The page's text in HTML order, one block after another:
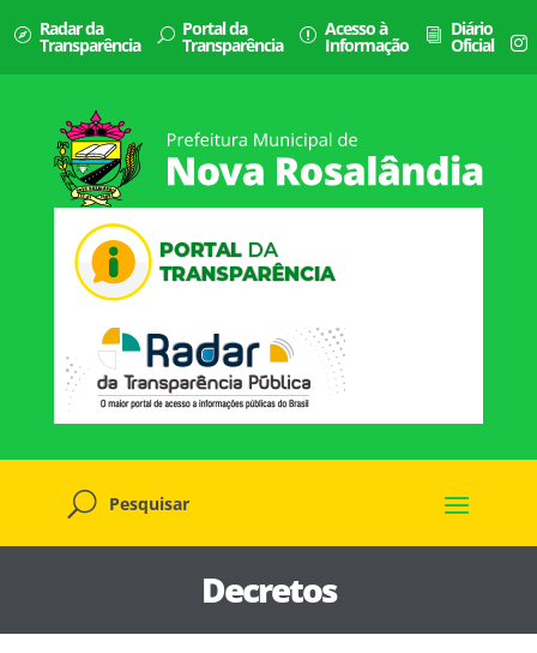
Radar da
Transparência
Portal da
Transparência
Acesso à
Informação
Diário
Oficial
Decretos